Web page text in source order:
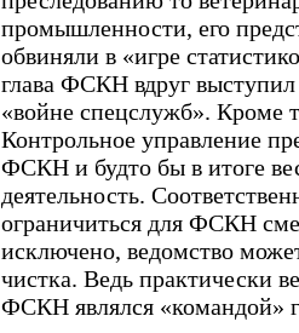
промышленности, его
обвиняли в «игре
глава ФСКН вдруг
«войне спецслужб». Кроме
Контрольное управление
ФСКН и будто бы в итоге
деятельность.
ограничиться для ФСКН
исключено, ведомство
чистка. Ведь практически
ФСКН являлся «командой»